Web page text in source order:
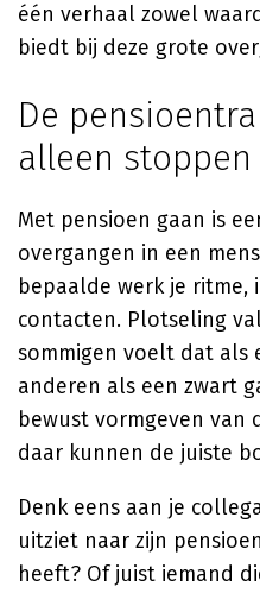
één verhaal zowel
biedt bij deze grote
De
alleen
Met pensioen gaan is
overgangen in een
bepaalde werk je ritme,
contacten. Plotseling
sommigen voelt dat als
anderen als een zwart
bewust vormgeven van
daar kunnen de juiste
Denk eens aan je
uitziet naar zijn
heeft? Of juist iemand